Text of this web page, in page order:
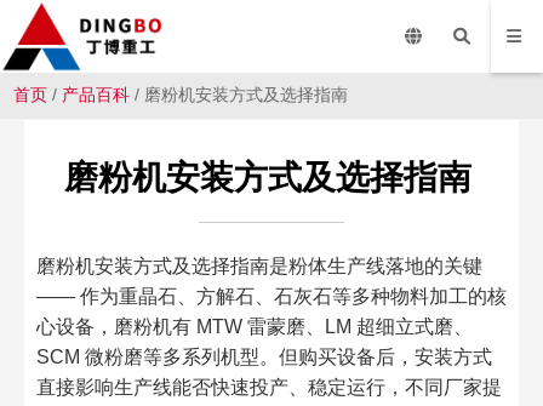
首页 / 产品百科 / 磨粉机安装方式及选择指南
磨粉机安装方式及选择指南
磨粉机安装方式及选择指南是粉体生产线落地的关键
—— 作为重晶石、方解石、石灰石等多种物料加工的核
心设备，磨粉机有 MTW 雷蒙磨、LM 超细立式磨、
SCM 微粉磨等多系列机型。但购买设备后，安装方式
直接影响生产线能否快速投产、稳定运行，不同厂家提